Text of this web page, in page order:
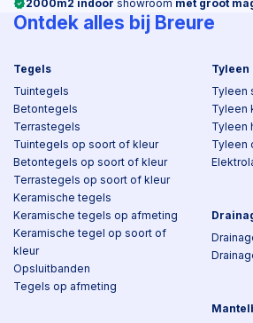
2000m2 indoor showroom met groot
Ontdek alles bij Breure
Tegels
Tuintegels
Betontegels
Terrastegels
Tuintegels op soort of kleur
Betontegels op soort of kleur
Terrastegels op soort of kleur
Keramische tegels
Keramische tegels op afmeting
Keramische tegel op soort of
kleur
Opsluitbanden
Tegels op afmeting
Tyleen
Tyleen
Tyleen
Tyleen
Tyleen